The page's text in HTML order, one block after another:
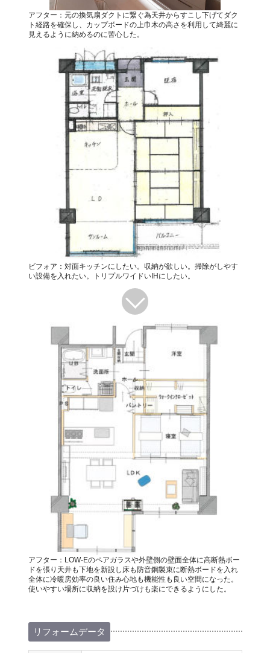
アフター：元の換気扇ダクトに繋ぐ為天井からすこし下げてダク
ト経路を確保し、カップボードの上巾木の高さを利用して綺麗に
見えるように納めるのに苦心した。
ビフォア：対面キッチンにしたい。収納が欲しい。掃除がしやす
い設備を入れたい。トリプルワイドいIHにしたい。
アフター：LOW-Eのペアガラスや外壁側の壁面全体に高断熱ボー
ドを張り天井も下地を新設し床も防音鋼製束に断熱ボードを入れ
全体に冷暖房効率の良い住み心地も機能性も良い空間になった。
使いやすい場所に収納を設け片づけも楽にできるようにした。
リフォームデータ